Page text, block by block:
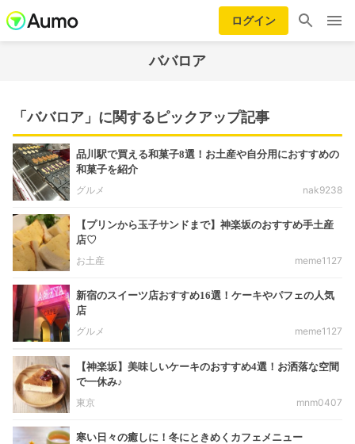
ログイン
ババロア
「ババロア」に関するピックアップ記事
品川駅で買える和菓子8選！お土産や自分用におすすめの
和菓子を紹介
グルメ
nak9238
【プリンから玉子サンドまで】神楽坂のおすすめ手土産
店♡
お土産
meme1127
新宿のスイーツ店おすすめ16選！ケーキやパフェの人気
店
グルメ
meme1127
【神楽坂】美味しいケーキのおすすめ4選！お洒落な空間
で一休み♪
東京
mnm0407
寒い日々の癒しに！冬にときめくカフェメニュー